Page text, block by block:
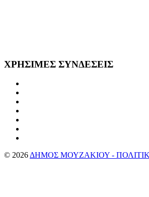
ΧΡΗΣΙΜΕΣ ΣΥΝΔΕΣΕΙΣ
© 2026 ΔΗΜΟΣ ΜΟΥΖΑΚΙΟΥ -